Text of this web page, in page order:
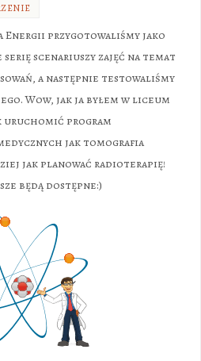
przygotowaliśmy jako
scenariuszy zajęć na temat
a następnie testowaliśmy
Wow, jak ja byłem w liceum
uruchomić program
jak tomografia
jak planować radioterapię!
będą dostępne:)